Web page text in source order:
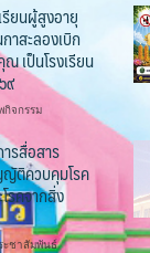
ยนผู้สูงอายุ
าสะลองเบิก
เป็นโรงเรียน
๙
กิจกรรม
รสื่อสาร
ติควบคุมโรค
รคจากสิ่ง
ะชาสัมพันธ์